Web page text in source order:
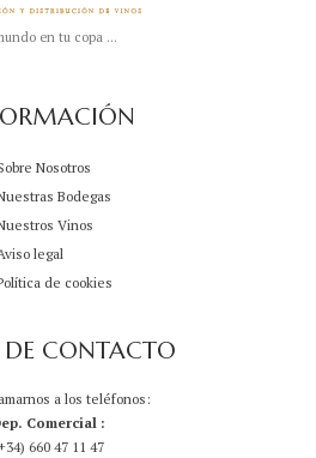
en tu copa ...
Nosotros
Bodegas
Vinos
legal
de cookies
DE CONTACTO
a los teléfonos:
Comercial :
660 47 11 47